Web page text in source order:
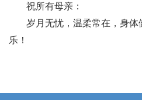
祝所有母亲：
岁月无忧，温柔常在，身
乐！